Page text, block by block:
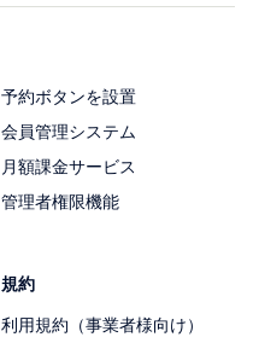
予約ボタンを設置
会員管理システム
月額課金サービス
管理者権限機能
規約
利用規約（事業者様向け）